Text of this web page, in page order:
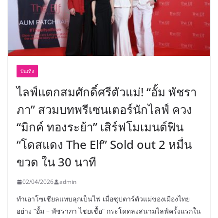
บันเทิง
ไลฟ์แตกสมศักดิ์ศรีตัวแม่! “อั้ม พัชรา
ภา” สวมบทพรีเซนเตอร์นักไลฟ์ ควง
“มิกค์ ทองระย้า” เสิร์ฟโมเมนต์ฟิน
“โดสแดง The Elf” Sold out 2 หมื่น
ขวด ใน 30 นาที
02/04/2026 admin
ทำเอาโซเชียลแทบลุกเป็นไฟ เมื่อซุปตาร์ตัวแม่ของเมืองไทย
อย่าง “อั้ม – พัชราภา ไชยเชื้อ” กระโดดลงสนามไลฟ์ครั้งแรกใน